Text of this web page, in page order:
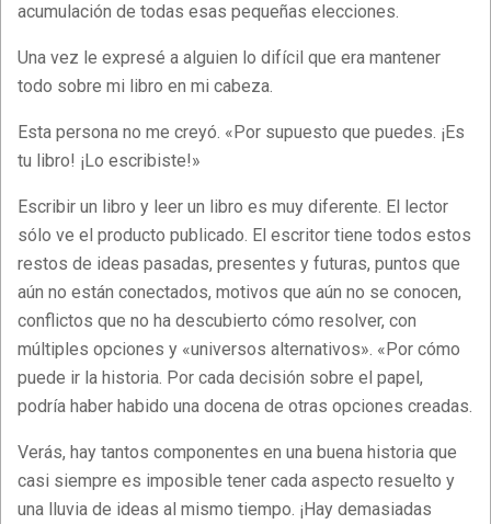
acumulación de todas esas pequeñas elecciones.
Una vez le expresé a alguien lo difícil que era mantener
todo sobre mi libro en mi cabeza.
Esta persona no me creyó. «Por supuesto que puedes. ¡Es
tu libro! ¡Lo escribiste!»
Escribir un libro y leer un libro es muy diferente. El lector
sólo ve el producto publicado. El escritor tiene todos estos
restos de ideas pasadas, presentes y futuras, puntos que
aún no están conectados, motivos que aún no se conocen,
conflictos que no ha descubierto cómo resolver, con
múltiples opciones y «universos alternativos». «Por cómo
puede ir la historia. Por cada decisión sobre el papel,
podría haber habido una docena de otras opciones creadas.
Verás, hay tantos componentes en una buena historia que
casi siempre es imposible tener cada aspecto resuelto y
una lluvia de ideas al mismo tiempo. ¡Hay demasiadas